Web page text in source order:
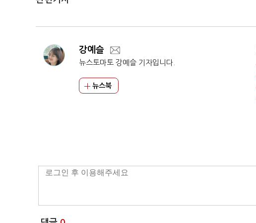
강예슬
뉴스토마토 강예슬 기자입니다.
뉴스북